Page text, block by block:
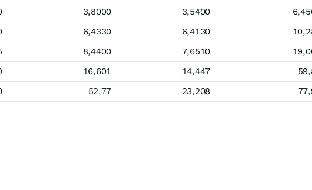
3,8000 3,5400
6,4330 6,4130
8,4400 7,6510
16,601 14,447
52,77 23,208